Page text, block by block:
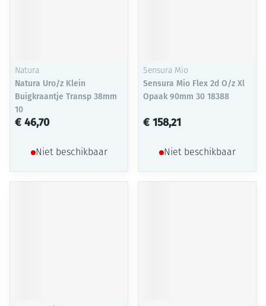
Natura
Natura Uro/z Klein
Buigkraantje Transp 38mm
10
€ 46,70
Niet beschikbaar
Sensura Mio
Sensura Mio Flex 2d O/z Xl
Opaak 90mm 30 18388
€ 158,21
Niet beschikbaar